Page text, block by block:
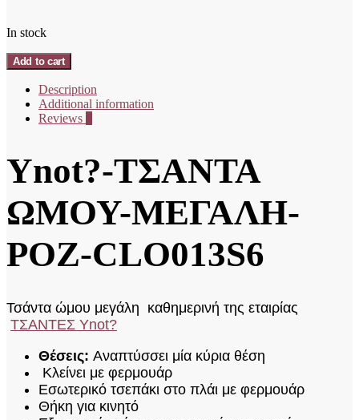
In stock
Ynot?
-ΤΣΑΝΤΑ
ΩΜΟΥ-
ΜΕΓΑΛΗ-
ΡΟΖ-
Add to cart
Description
Additional information
Reviews
Ynot?-ΤΣΑΝΤΑ
ΩΜΟΥ-ΜΕΓΑΛΗ-
ΡΟΖ-CLO013S6
Τσάντα ώμου μεγάλη καθημερινή της εταιρίας
ΤΣΑΝΤΕΣ Ynot?
Θέσεις: Αναπτύσσει μία κύρια θέση
Κλείνει με φερμουάρ
Εσωτερικό τσεπάκι στο πλάι με φερμουάρ
Θήκη για κινητό